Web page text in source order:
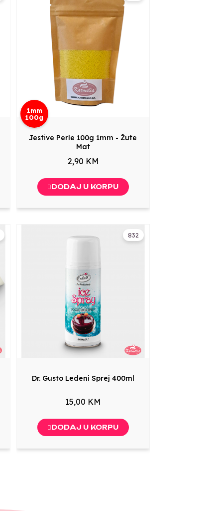
1mm
100g
Jestive Perle 100g 1mm - Žute
Mat
2,90 KM
DODAJ U KORPU
832
Dr. Gusto Ledeni Sprej 400ml
15,00 KM
DODAJ U KORPU